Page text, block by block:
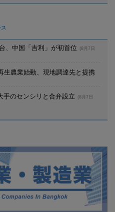
、中国「吉利」が初首位
(8月7日
生農業始動、現地調達先と提携
手のセンシリと合弁設立
(8月7日